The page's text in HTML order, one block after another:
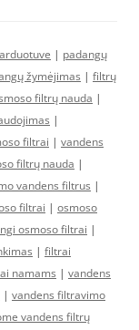
| padangų
žymėjimas | filtrų
filtrų nauda |
|
filtrai | vandens
filtrų nauda |
vandens filtrus |
filtrai | osmoso
osmoso filtrai |
| filtrai
namams | vandens
| vandens filtravimo
vandens filtrų